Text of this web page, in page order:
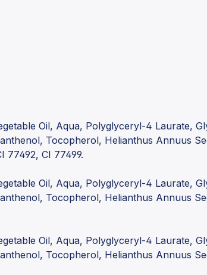
Oil, Aqua, Polyglyceryl-4 Laurate,
Tocopherol, Helianthus Annuus
77492, CI 77499.
Oil, Aqua, Polyglyceryl-4 Laurate,
Tocopherol, Helianthus Annuus
Oil, Aqua, Polyglyceryl-4 Laurate,
Tocopherol, Helianthus Annuus